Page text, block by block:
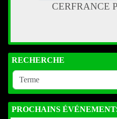
CERFRANCE
RECHERCHE
PROCHAINS